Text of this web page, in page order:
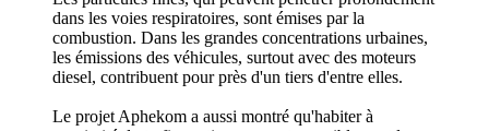
dans les voies respiratoires, sont émises par la
combustion. Dans les grandes concentrations urbaines,
les émissions des véhicules, surtout avec des moteurs
diesel, contribuent pour près d'un tiers d'entre elles.
Le projet Aphekom a aussi montré qu'habiter à